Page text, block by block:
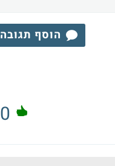
הוסף תגובה
0